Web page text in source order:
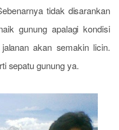
tidak disarankan
gunung apalagi kondisi
akan semakin licin.
sepatu gunung ya.